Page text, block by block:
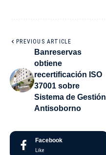
PREVIOUS ARTICLE
Banreservas
obtiene
recertificación ISO
37001 sobre
Sistema de Gestión
Antisoborno
Facebook
Like